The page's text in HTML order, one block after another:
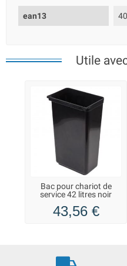
ean13
Utile
Bac pour chariot de
service 42 litres noir
43,56 €